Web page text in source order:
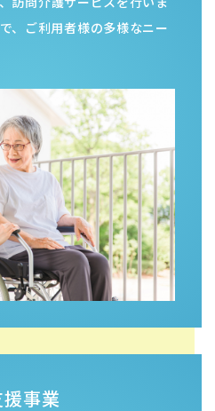
事業
一人の環境に応じたサービ